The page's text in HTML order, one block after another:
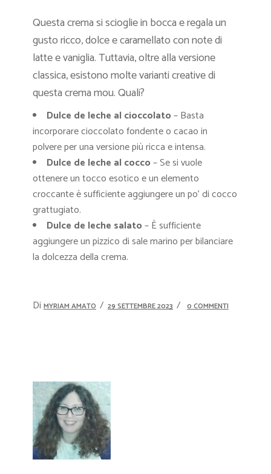
Questa crema si scioglie in bocca e regala un
gusto ricco, dolce e caramellato con note di
latte e vaniglia. Tuttavia, oltre alla versione
classica, esistono molte varianti creative di
questa crema mou. Quali?
Dulce de leche al cioccolato– Basta
incorporare cioccolato fondente o cacao in
polvere per una versione più ricca e intensa.
Dulce de leche al cocco– Se si vuole
ottenere un tocco esotico e un elemento
croccante è sufficiente aggiungere un po’ di cocco
grattugiato.
Dulce de leche salato– È sufficiente
aggiungere un pizzico di sale marino per bilanciare
la dolcezza della crema.
Di MYRIAM AMATO 29 SETTEMBRE 2023 0 COMMENTI